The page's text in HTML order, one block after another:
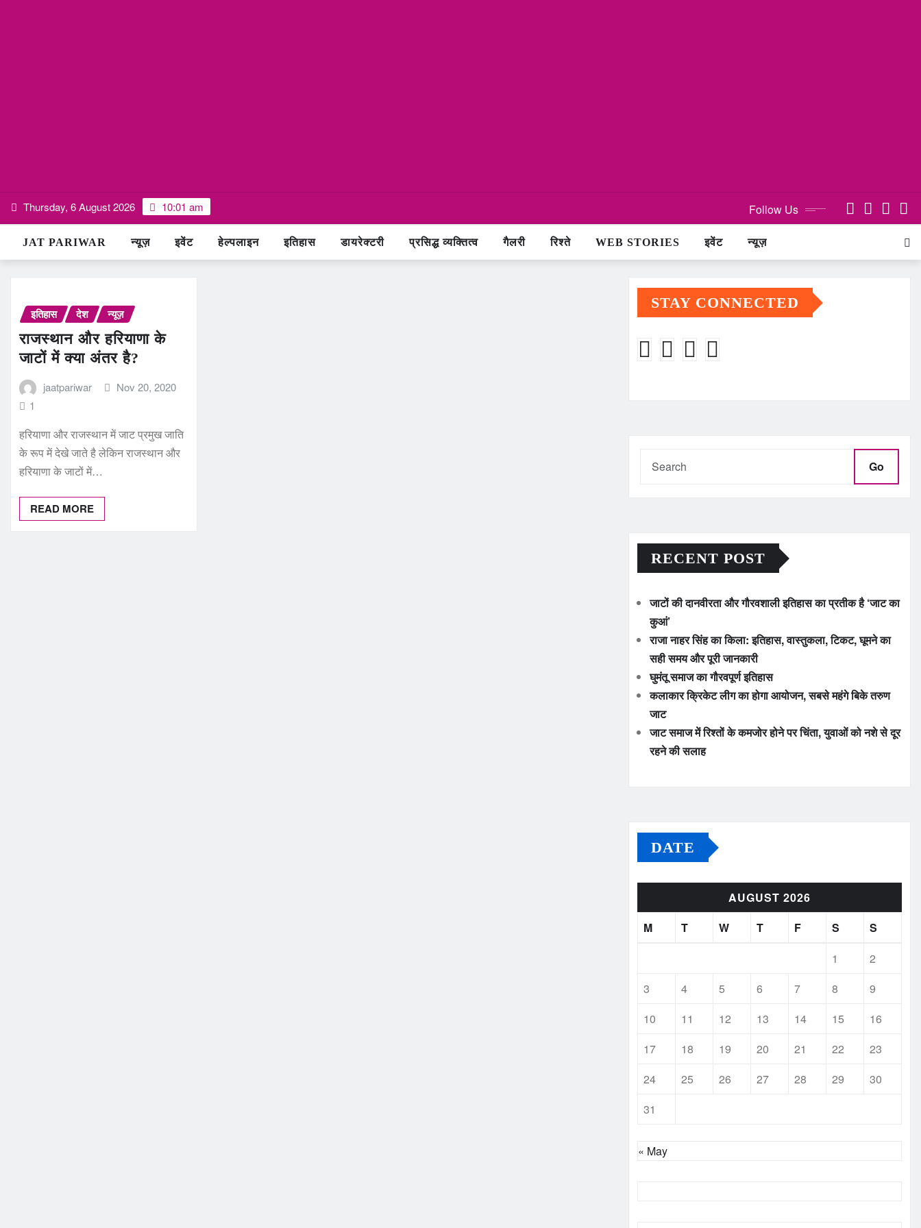
Skip
content
Thursday, 6 August 2026 10:01 am Follow Us
JAT PARIWAR न्यूज़ इवेंट हेल्पलाइन इतिहास डायरेक्टरी प्रसिद्ध व्यक्तित्व गैलरी रिश्ते WEB STORIES इवेंट न्यूज़
इतिहास देश न्यूज़
राजस्थान और हरियाणा के
जाटों में क्या अंतर है?
jaatpariwar
Nov 20, 2020
1
हरियाणा और राजस्‍थान में जाट प्रमुख जाति
के रूप में देखे जाते है लेकिन राजस्‍थान और
हरियाणा के जाटों में…
READ MORE
STAY CONNECTED
Go
RECENT POST
जाटों की दानवीरता और गौरवशाली इतिहास का प्रतीक है ‘जाट का
कुआं’
राजा नाहर सिंह का किला: इतिहास, वास्तुकला, टिकट, घूमने का
सही समय और पूरी जानकारी
घुमंतू समाज का गौरवपूर्ण इतिहास
कलाकार क्रिकेट लीग का होगा आयोजन, सबसे महंगे बिके तरुण
जाट
जाट समाज में रिश्तों के कमजोर होने पर चिंता, युवाओं को नशे से दूर
रहने की सलाह
DATE
AUGUST 2026
M
T W T F S
S
1
2
3
4 5 6 7 8
9
10
11 12 13 14 15
16
17
18 19 20 21 22
23
24
25 26 27 28 29
30
31
« May